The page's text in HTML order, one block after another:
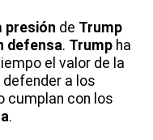
presión de Trump
defensa. Trump ha
el valor de la
defender a los
cumplan con los
.